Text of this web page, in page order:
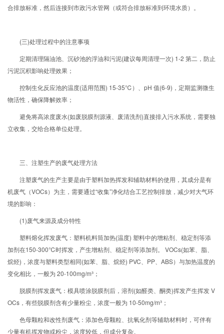
合排放标准，然后连接到市政污水管网（或符合排放标准到环境水质）。
(三)处理过程中的注意事项
定期清理隔油池、沉砂池的浮油和污泥(建议每周清理一次) 1-2 第二，防止
污泥沉积影响处理效果；
控制生化反应池的温度(适用范围) 15-35℃）、pH 值(6-9)，定期监测微生
物活性，确保降解效率；
避免将高浓度废水(如废脱膜剂源液、废清洗剂)直接排入污水系统，需要独
立收集，交给合格单位处理。
三、注塑生产的废气处理方法
注塑废气的生产主要是由于塑料加热挥发和辅助材料的使用，其成分是有
机废气（VOCs）为主，需要通过“收集”净化结合工艺控制排放，减少对大气环
境的影响：
(1)废气来源及成分特性
塑料熔化挥发废气：塑料机料筒加热(温度) 塑料中的增粘剂、稳定剂等添
加剂在150-300℃时挥发，产生增粘剂、稳定剂等添加剂。 VOCs(如苯、脂、
烷烃)，浓度与塑料类型相同(如苯、脂、烷烃) PVC、PP、ABS）与加热温度的
变化相比，一般为 20-100mg/m³；
脱膜剂挥发废气：模具喷涂脱膜剂后，溶剂(如醛类、酮类)挥发产生挥发 V
OCs，有些脱膜剂含有少量粉尘，浓度一般为 10-50mg/m³；
色母颗粒和改性剂废气：添加色母颗粒、抗氧化剂等辅助材料时，可伴有
少量有机挥发物或粉尘，浓度较低，但成分复杂。